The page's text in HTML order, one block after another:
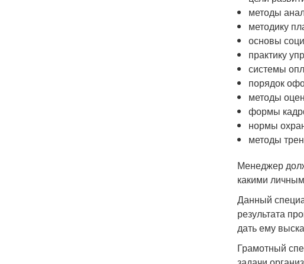
методы
методику
основы
практику
системы
порядок
методы
формы
нормы
методы
Менеджер
какими
Данный
результата
дать ему
Грамотный